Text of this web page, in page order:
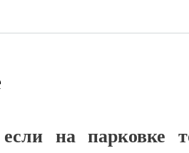
на парковке